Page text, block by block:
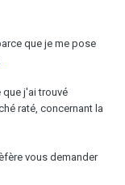
que je me pose
j'ai trouvé
raté, concernant la
vous demander